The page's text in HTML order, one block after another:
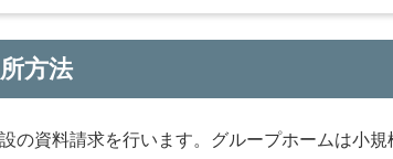
方法
の資料請求を行います。グループホームは小